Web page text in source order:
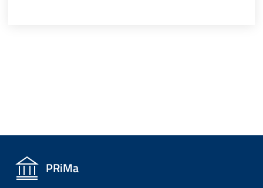
PRiMa